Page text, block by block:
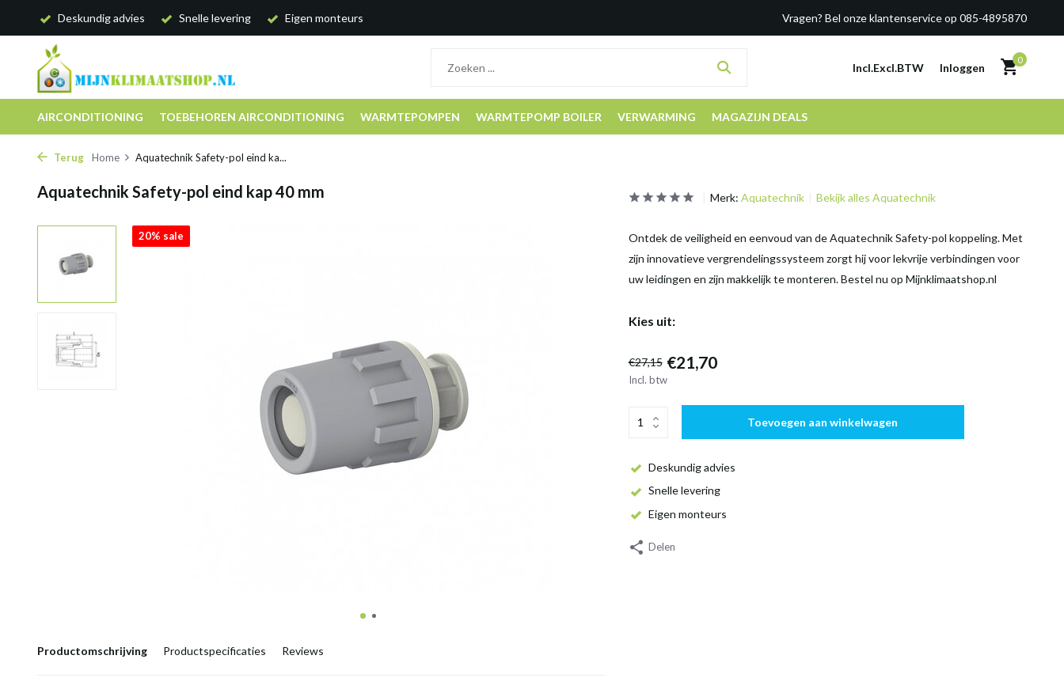
Deskundig advies Snelle levering Eigen monteurs Vragen? Bel onze klantenservice op 085-4895870
Incl.Excl.BTW Inloggen
0
AIRCONDITIONING TOEBEHOREN AIRCONDITIONING WARMTEPOMPEN WARMTEPOMP BOILER VERWARMING MAGAZIJN DEALS
Terug Home Aquatechnik Safety-pol eind ka...
Aquatechnik Safety-pol eind kap 40 mm
20% sale
Productomschrijving Productspecificaties Reviews
Merk: Aquatechnik Bekijk alles Aquatechnik
Ontdek de veiligheid en eenvoud van de Aquatechnik Safety-pol koppeling. Met
zijn innovatieve vergrendelingssysteem zorgt hij voor lekvrije verbindingen voor
uw leidingen en zijn makkelijk te monteren. Bestel nu op Mijnklimaatshop.nl
Kies uit:
€27,15 €21,70
Incl. btw
Toevoegen aan winkelwagen
Deskundig advies
Snelle levering
Eigen monteurs
Delen